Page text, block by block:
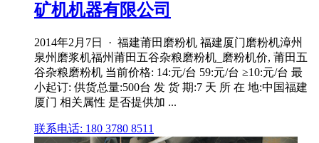
矿机机器有限公司
2014年2月7日 · 福建莆田磨粉机 福建厦门磨粉机漳州
泉州磨浆机福州莆田五谷杂粮磨粉机_磨粉机价, 莆田五
谷杂粮磨粉机 当前价格: 14:元/台 59:元/台 ≥10:元/台 最
小起订: 供货总量:500台 发 货 期:7 天 所 在 地:中国福建
厦门 相关属性 是否提供加 ...
联系电话: 180 3780 8511